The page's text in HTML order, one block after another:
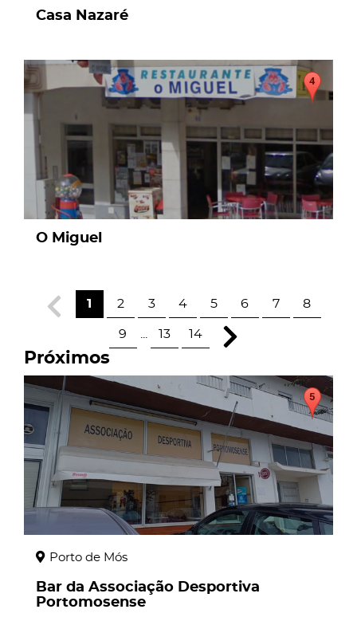
Casa Nazaré
page
O Miguel
1 2 3 4 5 6 7 8
9 13 14
Próximos
page
Porto de Mós
Bar da Associação Desportiva
Portomosense